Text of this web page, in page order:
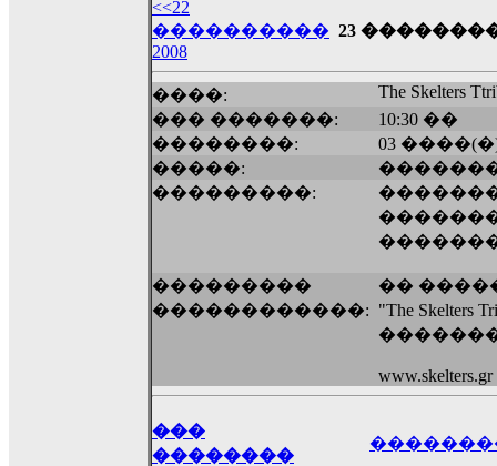
��� ��� ������ '������'...
Echo, ���� �� ������� ��
�������������� ��������!
������ �� �����.. "������" ���
��������� ����, ���������
����� ��������� ��
������! ��� ������ �� �����...
������� ���� ���� ������;
<<22
����������
2008
23
����:
The Skelters
��� �������:
10:30 ��
��������:
03
�����:
���������:
���������
������������:
��
"The Skelters
www.skelters.gr
���
��������